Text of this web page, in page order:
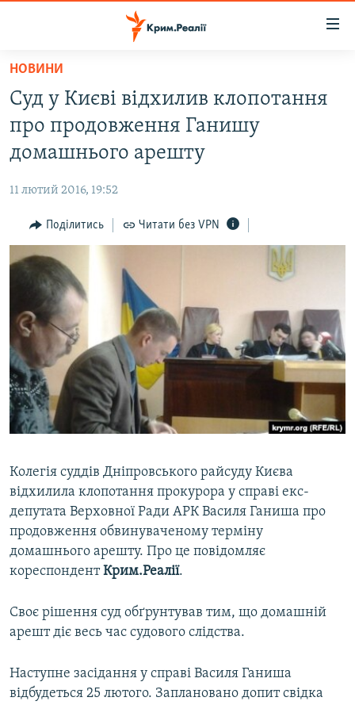
Перейти
основного
матеріалу
Перейти
до
основної
Перейти
до
пошуку
ВОДА.КРИМ
ВІДЕО ТА ФОТО
БЛОГИ
ПОГЛЯД
ІНТЕРВ'Ю
ВСЕ ЗА ДЕНЬ
СПЕЦПРОЕКТИ
ДЕПОРТАЦІЯ
ВІДЕОУРОКИ «ELIFBE»
СВІДЧЕННЯ ОКУПАЦІЇ
УКРАЇНСЬКА ПРОБЛЕМА КРИМУ
ЯК ОБІЙТИ БЛОКУВАННЯ
Русский
Qırımtatar
Усі сайти RFE/RL
НОВИНИ
Суд у Києві відхилив клопотання
про продовження Ганишу
домашнього арешту
11 лютий 2016, 19:52
Поділитись Читати без VPN
Колегія суддів Дніпровського райсуду Києва
відхилила клопотання прокурора у справі екс-
депутата Верховної Ради АРК Василя Ганиша про
продовження обвинуваченому терміну
домашнього арешту. Про це повідомляє
кореспондентКрим.Реалії.
Своє рішення суд обґрунтував тим, що домашній
арешт діє весь час судового слідства.
Наступне засідання у справі Василя Ганиша
відбудеться 25 лютого. Заплановано допит свідка